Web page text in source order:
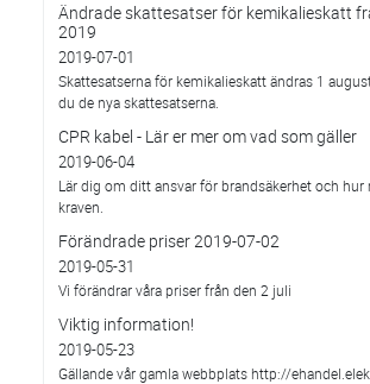
Ändrade skattesatser för kemikalieskatt
2019
2019-07-01
Skattesatserna för kemikalieskatt ändras 1
du de nya skattesatserna.
CPR kabel - Lär er mer om vad som gäller
2019-06-04
Lär dig om ditt ansvar för brandsäkerhet och
kraven.
Förändrade priser 2019-07-02
2019-05-31
Vi förändrar våra priser från den 2 juli
Viktig information!
2019-05-23
Gällande vår gamla webbplats http://